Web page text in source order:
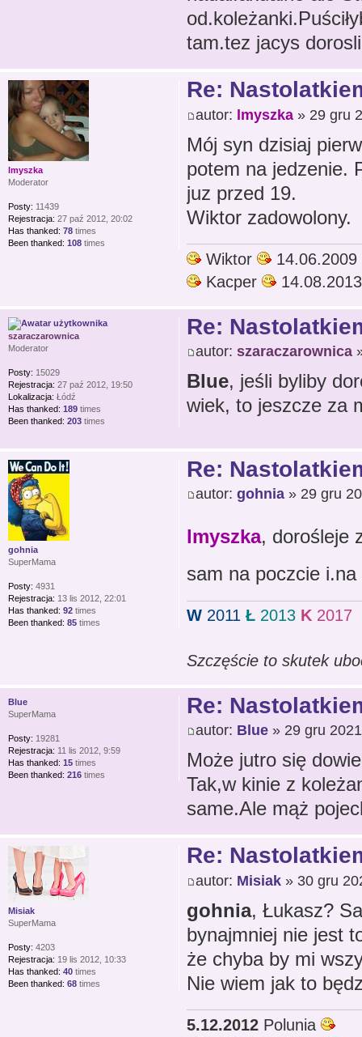
tam.tez jacys
Re:
autor: lmyszka» 29 gru
Mój syn dzisiaj
potem na jedzenie.
juz przed 19.
Wiktor zadowolony.
Wiktor
14.06.2009
Kacper
14.08.2013
lmyszka
Moderator
Posty: 11439
Rejestracja: 27 paź 2012, 20:02
Has thanked: 78 times
Been thanked: 108 times
Re:
autor: szaraczarownica
Blue, jeśli byliby
wiek, to jeszcze za
szaraczarownica
Moderator
Posty: 15029
Rejestracja: 27 paź 2012, 19:50
Lokalizacja: Łódź
Has thanked: 189 times
Been thanked: 203 times
Re:
autor: gohnia» 29 gru
lmyszka, dorośleje
sam na poczcie
W2011 Ł2013 K2017
Szczęście to skutek
gohnia
SuperMama
Posty: 4931
Rejestracja: 13 lis 2012, 22:01
Has thanked: 92 times
Been thanked: 85 times
Re:
autor: Blue» 29 gru
Może jutro się
Tak,w kinie z
same.Ale mąż
Blue
SuperMama
Posty: 19281
Rejestracja: 11 lis 2012, 9:59
Has thanked: 15 times
Been thanked: 216 times
Re:
autor: Misiak» 30 gru
gohnia, Łukasz?
bynajmniej nie jest
że chyba by mi
Nie wiem jak to
5.12.2012Polunia
Misiak
SuperMama
Posty: 4203
Rejestracja: 19 lis 2012, 10:33
Has thanked: 40 times
Been thanked: 68 times